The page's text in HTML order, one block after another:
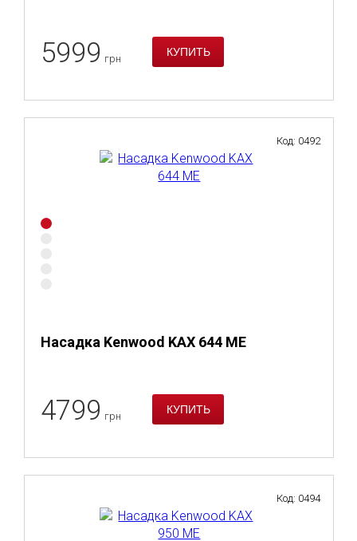
5999 грн
Насадка Kenwood KAX 644 ME
Код: 0492
4799 грн
Код: 0494